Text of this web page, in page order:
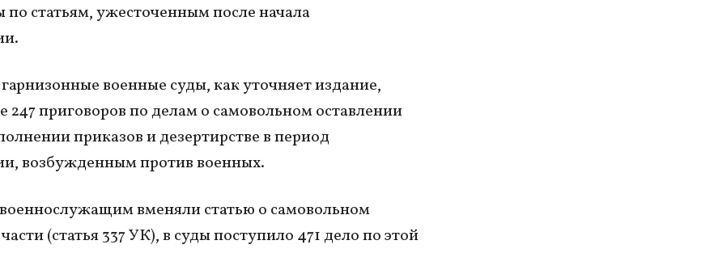
статьям, ужесточенным после начала
военные суды, как уточняет издание,
247 приговоров по делам о самовольном оставлении
приказов и дезертирстве в период
возбужденным против военных.
вменяли статью о самовольном
(статья 337 УК), в суды поступило 471 дело по этой